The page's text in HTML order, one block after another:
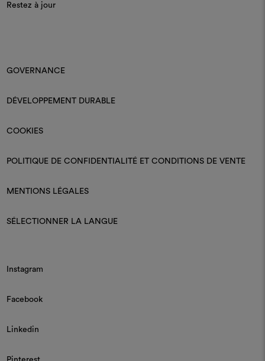
Restez à jour
GOVERNANCE
DÉVELOPPEMENT DURABLE
COOKIES
POLITIQUE DE CONFIDENTIALITÉ ET CONDITIONS DE VENTE
MENTIONS LÉGALES
SÉLECTIONNER LA LANGUE
Instagram
Facebook
Linkedin